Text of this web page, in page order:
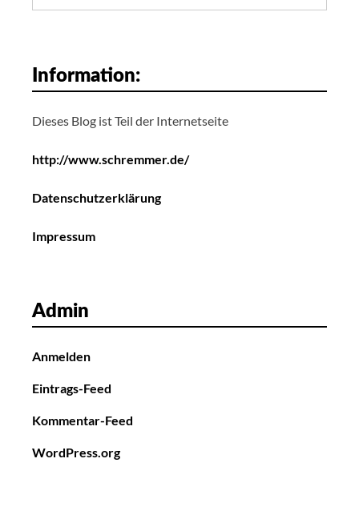
Information:
Dieses Blog ist Teil der Internetseite
http://www.schremmer.de/
Datenschutzerklärung
Impressum
Admin
Anmelden
Eintrags-Feed
Kommentar-Feed
WordPress.org